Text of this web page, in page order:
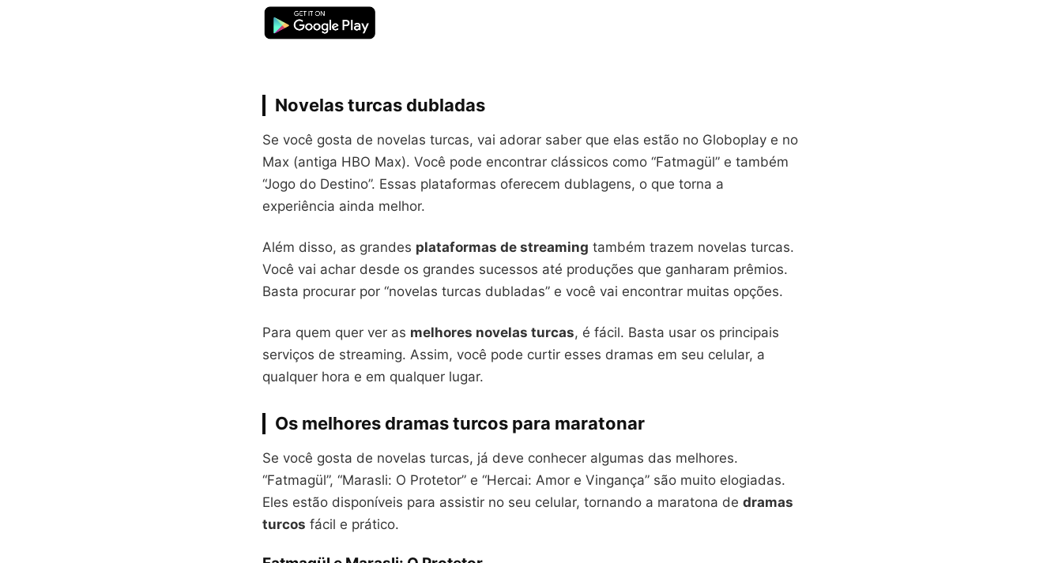
Novelas turcas dubladas
Se você gosta de novelas turcas, vai adorar saber que elas estão no Globoplay e no
Max (antiga HBO Max). Você pode encontrar clássicos como “Fatmagül” e também
“Jogo do Destino”. Essas plataformas oferecem dublagens, o que torna a
experiência ainda melhor.
Além disso, as grandes plataformas de streaming também trazem novelas turcas.
Você vai achar desde os grandes sucessos até produções que ganharam prêmios.
Basta procurar por “novelas turcas dubladas” e você vai encontrar muitas opções.
Para quem quer ver as melhores novelas turcas, é fácil. Basta usar os principais
serviços de streaming. Assim, você pode curtir esses dramas em seu celular, a
qualquer hora e em qualquer lugar.
Os melhores dramas turcos para maratonar
Se você gosta de novelas turcas, já deve conhecer algumas das melhores.
“Fatmagül”, “Marasli: O Protetor” e “Hercai: Amor e Vingança” são muito elogiadas.
Eles estão disponíveis para assistir no seu celular, tornando a maratona de dramas
turcos fácil e prático.